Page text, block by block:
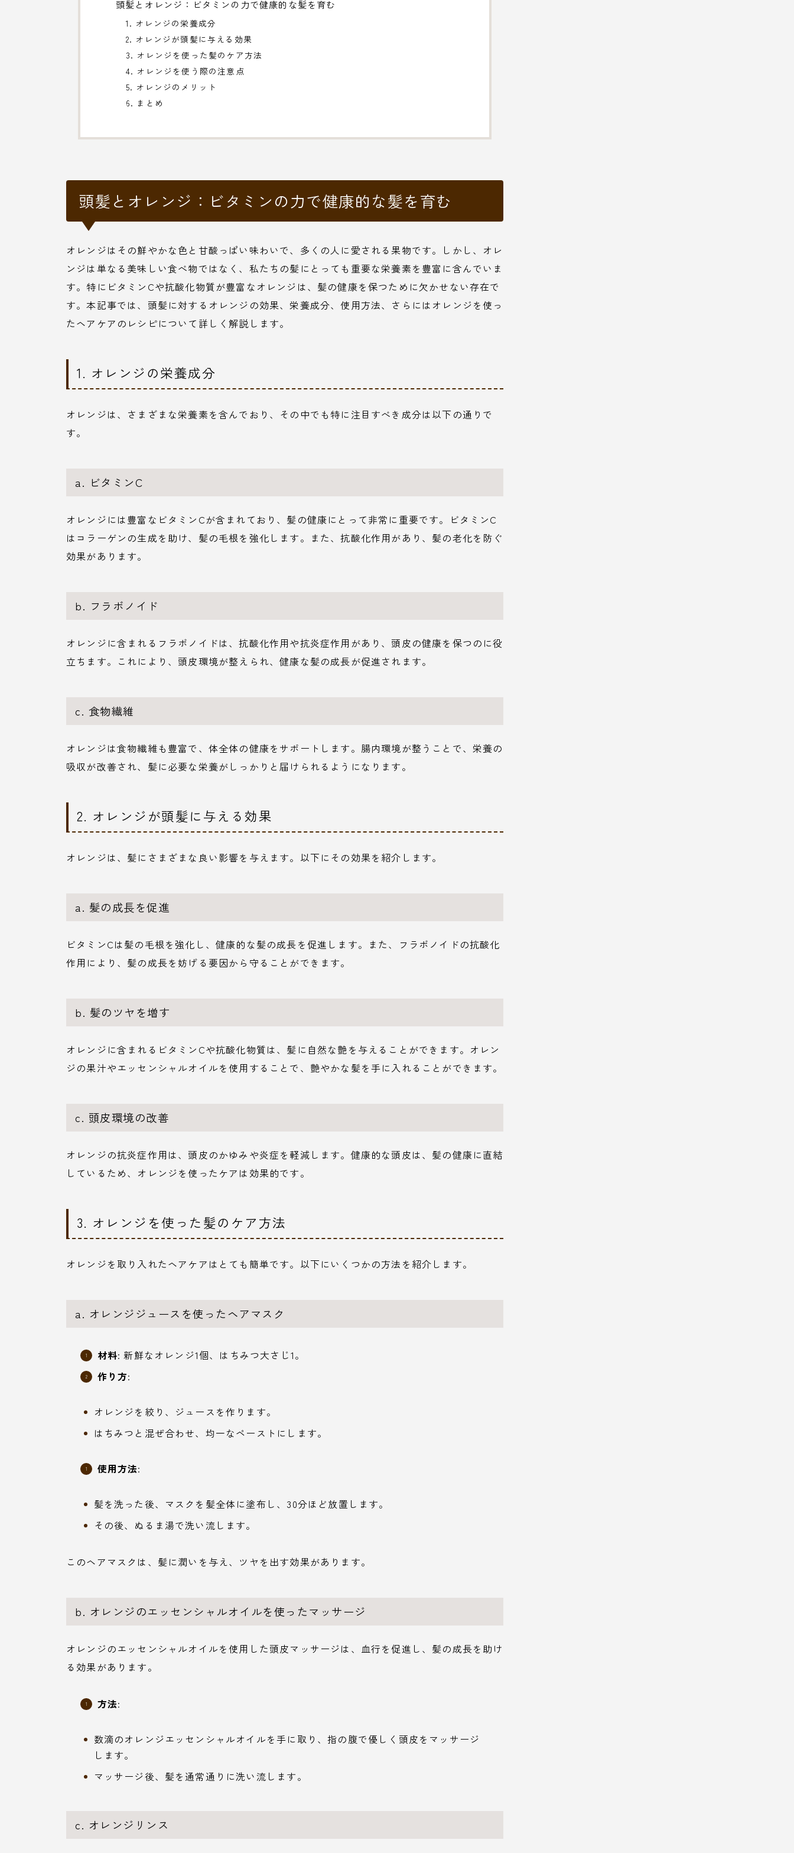
頭髪とオレンジ：ビタミンの力で健康的な髪を育む
1. オレンジの栄養成分
2. オレンジが頭髪に与える効果
3. オレンジを使った髪のケア方法
4. オレンジを使う際の注意点
5. オレンジのメリット
6. まとめ
頭髪とオレンジ：ビタミンの力で健康的な髪を育む
オレンジはその鮮やかな色と甘酸っぱい味わいで、多くの人に愛される果物です。しかし、オレ
ンジは単なる美味しい食べ物ではなく、私たちの髪にとっても重要な栄養素を豊富に含んでいま
す。特にビタミンCや抗酸化物質が豊富なオレンジは、髪の健康を保つために欠かせない存在で
す。本記事では、頭髪に対するオレンジの効果、栄養成分、使用方法、さらにはオレンジを使っ
たヘアケアのレシピについて詳しく解説します。
1. オレンジの栄養成分
オレンジは、さまざまな栄養素を含んでおり、その中でも特に注目すべき成分は以下の通りで
す。
a. ビタミンC
オレンジには豊富なビタミンCが含まれており、髪の健康にとって非常に重要です。ビタミンC
はコラーゲンの生成を助け、髪の毛根を強化します。また、抗酸化作用があり、髪の老化を防ぐ
効果があります。
b. フラボノイド
オレンジに含まれるフラボノイドは、抗酸化作用や抗炎症作用があり、頭皮の健康を保つのに役
立ちます。これにより、頭皮環境が整えられ、健康な髪の成長が促進されます。
c. 食物繊維
オレンジは食物繊維も豊富で、体全体の健康をサポートします。腸内環境が整うことで、栄養の
吸収が改善され、髪に必要な栄養がしっかりと届けられるようになります。
2. オレンジが頭髪に与える効果
オレンジは、髪にさまざまな良い影響を与えます。以下にその効果を紹介します。
a. 髪の成長を促進
ビタミンCは髪の毛根を強化し、健康的な髪の成長を促進します。また、フラボノイドの抗酸化
作用により、髪の成長を妨げる要因から守ることができます。
b. 髪のツヤを増す
オレンジに含まれるビタミンCや抗酸化物質は、髪に自然な艶を与えることができます。オレン
ジの果汁やエッセンシャルオイルを使用することで、艶やかな髪を手に入れることができます。
c. 頭皮環境の改善
オレンジの抗炎症作用は、頭皮のかゆみや炎症を軽減します。健康的な頭皮は、髪の健康に直結
しているため、オレンジを使ったケアは効果的です。
3. オレンジを使った髪のケア方法
オレンジを取り入れたヘアケアはとても簡単です。以下にいくつかの方法を紹介します。
a. オレンジジュースを使ったヘアマスク
材料: 新鮮なオレンジ1個、はちみつ大さじ1。
作り方:
オレンジを絞り、ジュースを作ります。
はちみつと混ぜ合わせ、均一なペーストにします。
使用方法:
髪を洗った後、マスクを髪全体に塗布し、30分ほど放置します。
その後、ぬるま湯で洗い流します。
このヘアマスクは、髪に潤いを与え、ツヤを出す効果があります。
b. オレンジのエッセンシャルオイルを使ったマッサージ
オレンジのエッセンシャルオイルを使用した頭皮マッサージは、血行を促進し、髪の成長を助け
る効果があります。
方法:
数滴のオレンジエッセンシャルオイルを手に取り、指の腹で優しく頭皮をマッサージ
します。
マッサージ後、髪を通常通りに洗い流します。
c. オレンジリンス